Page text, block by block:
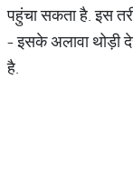
पहुंचा सकता है. इस
- इसके अलावा थोड़ी
है.